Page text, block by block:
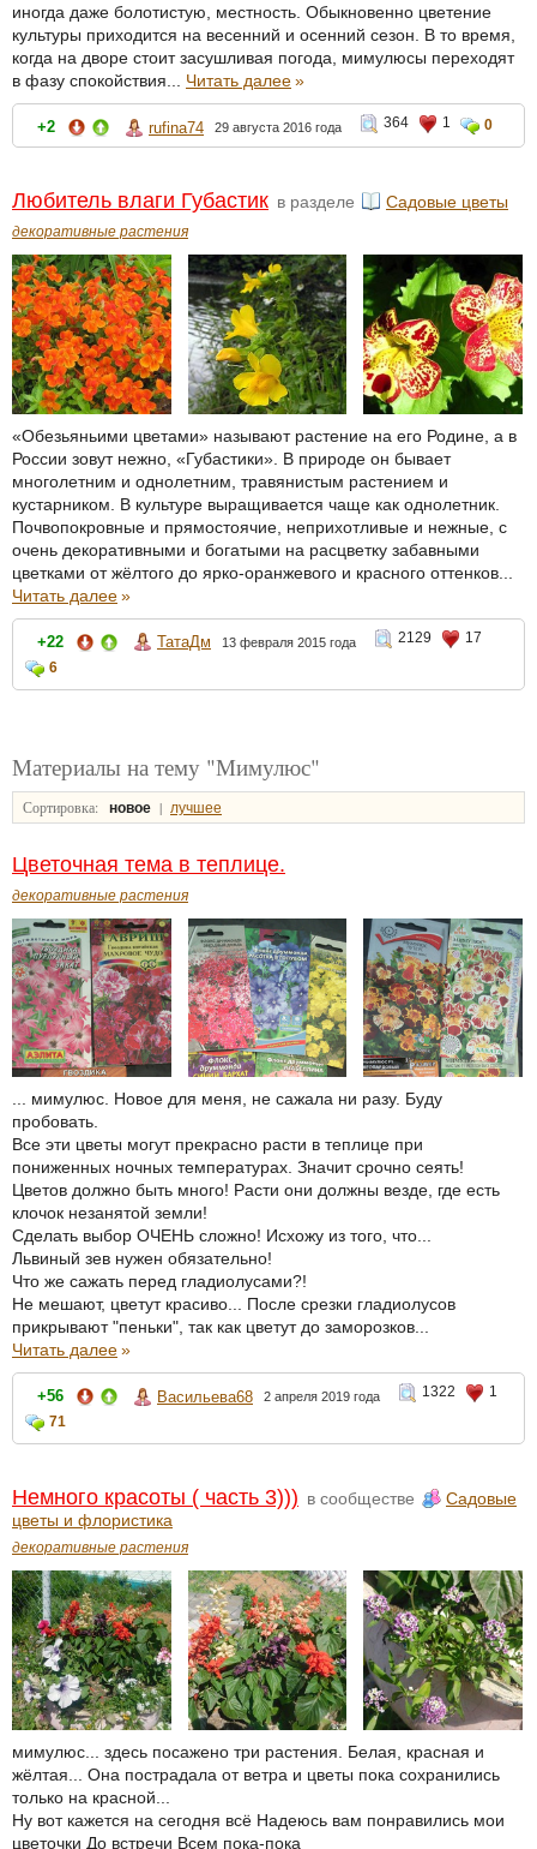
иногда даже болотистую, местность. Обыкновенно цветение
культуры приходится на весенний и осенний сезон. В то время,
когда на дворе стоит засушливая погода, мимулюсы переходят
в фазу спокойствия... Читать далее»
+2 rufina74 29 августа 2016 года 364 1 0
Любитель влаги Губастик в разделе Садовые цветы
декоративные растения
«Обезьяньими цветами» называют растение на его Родине, а в
России зовут нежно, «Губастики». В природе он бывает
многолетним и однолетним, травянистым растением и
кустарником. В культуре выращивается чаще как однолетник.
Почвопокровные и прямостоячие, неприхотливые и нежные, с
очень декоративными и богатыми на расцветку забавными
цветками от жёлтого до ярко-оранжевого и красного оттенков...
Читать далее»
+22 ТатаДм 13 февраля 2015 года 2129
17
6
Материалы на тему "Мимулюс"
Сортировка: новое | лучшее
Цветочная тема в теплице.
декоративные растения
... мимулюс. Новое для меня, не сажала ни разу. Буду
пробовать.
Все эти цветы могут прекрасно расти в теплице при
пониженных ночных температурах. Значит срочно сеять!
Цветов должно быть много! Расти они должны везде, где есть
клочок незанятой земли!
Сделать выбор ОЧЕНЬ сложно! Исхожу из того, что...
Львиный зев нужен обязательно!
Что же сажать перед гладиолусами?!
Не мешают, цветут красиво... После срезки гладиолусов
прикрывают "пеньки", так как цветут до заморозков...
Читать далее»
+56 Васильева68 2 апреля 2019 года 1322
1
71
Немного красоты ( часть 3))) в сообществе
Садовые
цветы и флористика
декоративные растения
мимулюс... здесь посажено три растения. Белая, красная и
жёлтая... Она пострадала от ветра и цветы пока сохранились
только на красной...
Ну вот кажется на сегодня всё Надеюсь вам понравились мои
цветочки До встречи Всем пока-пока